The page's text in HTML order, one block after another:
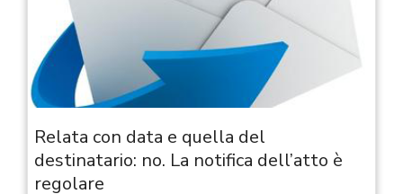
Relata con data e quella del
destinatario: no. La notifica dell’atto è
regolare